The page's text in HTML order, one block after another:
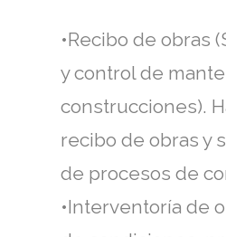
•Recibo de obras
y control de
construcciones).
recibo de obras y
de procesos de
•Interventoría de